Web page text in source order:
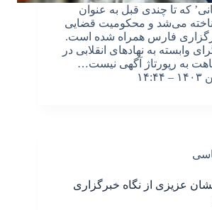
که تا چندی قبل به عنوان
می‌شد و محکومیت قضایی
فارس همراه شده است.
وابسته به نهادهای انقلابی در
به رپورتاژ آگهی نیست…
عزیزی از نگاه خبرگزاری